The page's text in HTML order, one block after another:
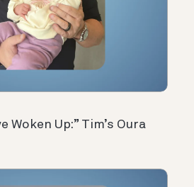
Woken Up:” Tim’s Oura